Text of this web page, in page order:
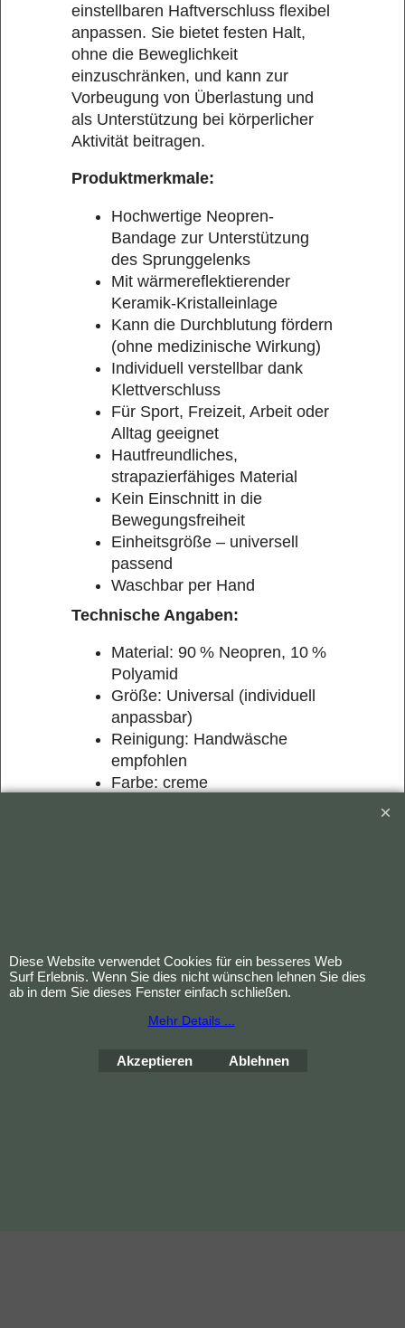
einstellbaren Haftverschluss flexibel
anpassen. Sie bietet festen Halt,
ohne die Beweglichkeit
einzuschränken, und kann zur
Vorbeugung von Überlastung und
als Unterstützung bei körperlicher
Aktivität beitragen.
Produktmerkmale:
Hochwertige Neopren-
Bandage zur Unterstützung
des Sprunggelenks
Mit wärmereflektierender
Keramik-Kristalleinlage
Kann die Durchblutung fördern
(ohne medizinische Wirkung)
Individuell verstellbar dank
Klettverschluss
Für Sport, Freizeit, Arbeit oder
Alltag geeignet
Hautfreundliches,
strapazierfähiges Material
Kein Einschnitt in die
Bewegungsfreiheit
Einheitsgröße – universell
passend
Waschbar per Hand
Technische Angaben:
Material: 90 % Neopren, 10 %
Polyamid
Größe: Universal (individuell
anpassbar)
Reinigung: Handwäsche
empfohlen
Farbe: creme
Rat eingeholt werden.
Bestellung widerrufen
Diese Website verwendet Cookies für ein besseres Web
Surf Erlebnis. Wenn Sie dies nicht wünschen lehnen Sie dies
ab in dem Sie dieses Fenster einfach schließen.
Mehr Details ...
Akzeptieren Ablehnen